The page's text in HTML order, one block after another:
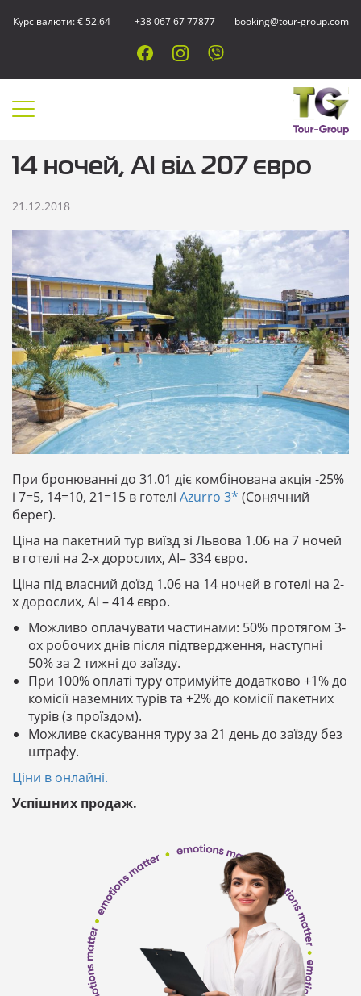
Курс валюти: € 52.64 +38 067 67 77877 booking@tour-group.com
14 ночей, AI від 207 євро
21.12.2018
При бронюванні до 31.01 діє комбінована акція -25%
і 7=5, 14=10, 21=15 в готелі Azurro 3* (Сонячний
берег).
Ціна на пакетний тур виїзд зі Львова 1.06 на 7 ночей
в готелі на 2-х дорослих, AI– 334 євро.
Ціна під власний доїзд 1.06 на 14 ночей в готелі на 2-
х дорослих, AI – 414 євро.
Можливо оплачувати частинами: 50% протягом 3-
ох робочих днів після підтвердження, наступні
50% за 2 тижні до заїзду.
При 100% оплаті туру отримуйте додатково +1% до
комісії наземних турів та +2% до комісії пакетних
турів (з проїздом).
Можливе скасування туру за 21 день до заїзду без
штрафу.
Ціни в онлайні.
Успішних продаж.